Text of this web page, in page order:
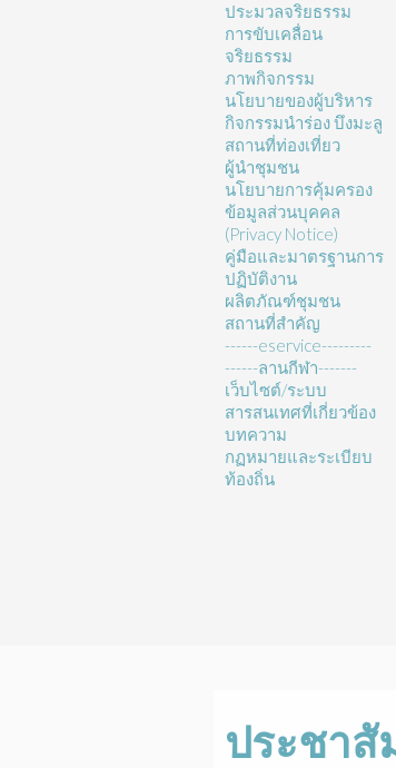
ประมวลจริยธรรม
การขับเคลื่อน
จริยธรรม
ภาพกิจกรรม
นโยบายของผู้บริหาร
กิจกรรมนำร่อง บึงมะลู
สถานที่ท่องเที่ยว
ผู้นำชุมชน
นโยบายการคุ้มครอง
ข้อมูลส่วนบุคคล
(Privacy Notice)
คู่มือและมาตรฐานการ
ปฏิบัติงาน
ผลิตภัณฑ์ชุมชน
สถานที่สำคัญ
------eservice---------
------ลานกีฬา-------
เว็บไซต์/ระบบ
สารสนเทศที่เกี่ยวข้อง
บทความ
กฏหมายและระเบียบ
ท้องถิ่น
ประชาสั